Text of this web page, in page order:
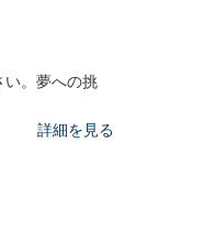
い。夢への挑
詳細を見る